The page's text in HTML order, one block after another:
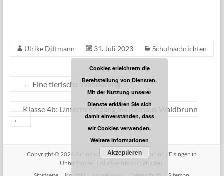
Ulrike Dittmann 31. Juli 2023 Schulnachrichten
← Eine tierische Wanderung
Klasse 4b: Unterrichtsgang ins Rathaus Waldbrunn
→
Copyright © 2026 Grundschule Eisingen-Waldbrunn
Eisingen in
Unterfranken
Cookies erleichtern die
Bereitstellung von Diensten.
Mit der Nutzung unserer
Dienste erklären Sie sich
damit einverstanden, dass
wir Cookies verwenden.
Weitere Informationen
Akzeptieren